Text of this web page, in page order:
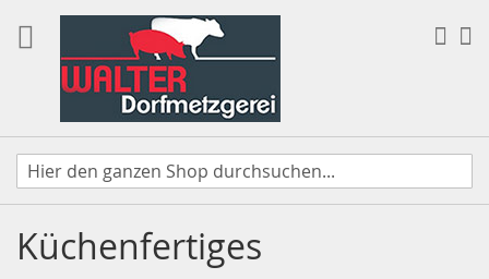
zum
Inhalt
Küchenfertiges